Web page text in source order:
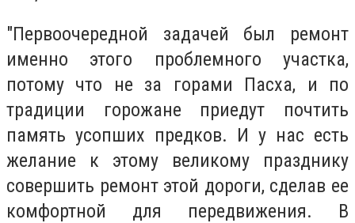
"Первоочередной задачей был ремонт
именно этого проблемного участка,
потому что не за горами Пасха, и по
традиции горожане приедут почтить
память усопших предков. И у нас есть
желание к этому великому празднику
совершить ремонт этой дороги, сделав ее
комфортной для передвижения. В